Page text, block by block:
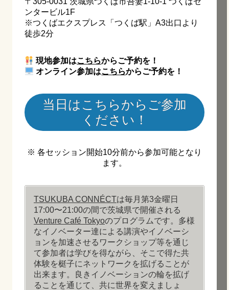
ンタービル1F
※つくばエクスプレス「つくば駅」A3出口より
徒歩2分
現地参加はこちらからご予約を！
オンライン参加はこちらからご予約を！
当日はこちらからご参加
ください！
※ 各セッション開始10分前から参加可能となり
ます。
TSUKUBA CONNÉCTは毎月第3金曜日
17:00〜21:00の間で茨城県で開催される
Venture Café Tokyoのプログラムです。多様
なイノベーター達による講演やイノベーシ
ョンを加速させるワークショップ等を通じ
て参加者は学びを得ながら、そこで得た共
体験を梃子にネットワークを拡げることが
出来ます。良きイノベーションの輪を拡げ
ることを通じて、共に世界を変えましょ